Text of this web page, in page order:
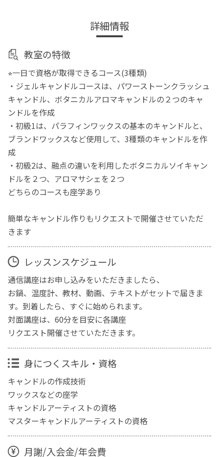
詳細情報
教室の特徴
⭐︎一日で資格が取得できるコース(3種類)
・ジェルキャンドルコースは、パワーストーンクラッシュ
キャンドル、ボタニカルアロマキャンドルの２つのキャ
ンドルを作成
・初級1は、パラフィンワックスの基本のキャンドルと、
ブランドワックスなど使用して、3種類のキャンドルを作
成
・初級2は、融点の違いを利用したボタニカルソイキャン
ドルを２つ、アロマサシェを２つ
どちらのコースも座学あり
簡単なキャンドル作りもリクエストで開催させていただ
きます
レッスンスケジュール
通信講座はお申し込みをいただきましたら、
お鍋、温度計、教材、動画、テキストがセットで届きま
す。到着したら、すぐに始められます。
対面講座は、60分を目安に各講座
リクエスト開催させていただきます。
身につくスキル・資格
キャンドルの作成技術
ワックスなどの座学
キャンドルアーティストの資格
マスターキャンドルアーティストの資格
月謝/入会金/年会費